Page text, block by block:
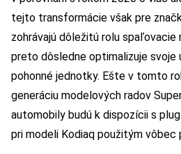
tejto transformácie však pre
zohrávajú dôležitú rolu
preto dôsledne optimalizuje svoje
pohonné jednotky. Ešte v tomto
generáciu modelových radov
automobily budú k dispozícii s
pri modeli Kodiaq použitým vôbec